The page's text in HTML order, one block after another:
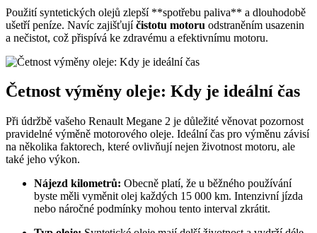
Použití syntetických olejů zlepší **spotřebu paliva** a dlouhodobě
ušetří peníze. Navíc zajišťujíčistotu motoru odstraněním usazenin
a nečistot, což přispívá ke zdravému a efektivnímu motoru.
Četnost výměny oleje: Kdy je ideální čas
Při údržbě vašeho Renault Megane 2 je důležité věnovat pozornost
pravidelné výměně motorového oleje. Ideální čas pro výměnu závisí
na několika faktorech, které ovlivňují nejen životnost motoru, ale
také jeho výkon.
Nájezd kilometrů: Obecně platí, že u běžného používání
byste měli vyměnit olej každých 15 000 km. Intenzivní jízda
nebo náročné podmínky mohou tento interval zkrátit.